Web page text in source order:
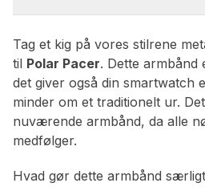
Tag et kig på vores stilrene
til Polar Pacer. Dette
det giver også din smartwatch
minder om et traditionelt ur.
nuværende armbånd, da alle
medfølger.
Hvad gør dette armbånd